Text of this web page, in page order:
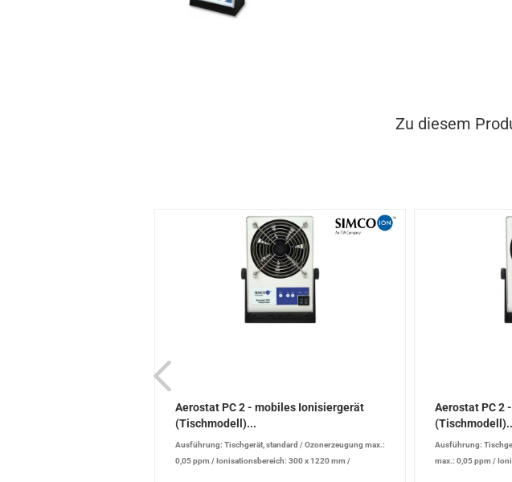
Zu diesem
Aerostat PC 2 - mobiles Ionisiergerät
(Tischmodell)...
Ausführung: Tischgerät, standard /Ozonerzeugung max.:
0,05 ppm /Ionisationsbereich: 300 x 1220 mm /
Aerostat PC 2
Ausführung:
max.: 0,05 ppm /